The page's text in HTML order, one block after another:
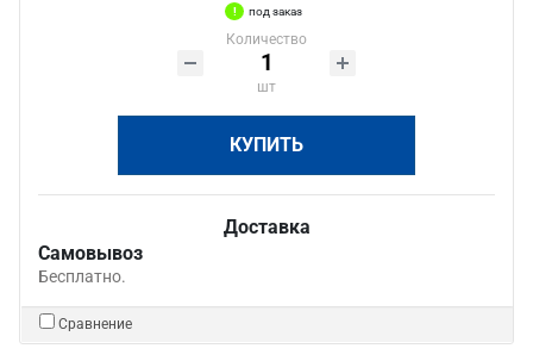
под заказ
Количество
шт
КУПИТЬ
Доставка
Самовывоз
Бесплатно.
Сравнение